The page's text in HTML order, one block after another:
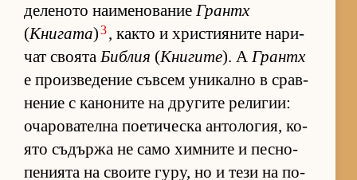
де­ле­ното на­и­ме­но­ва­ние Грантх
(Книгата)3, както и хрис­ти­я­ните на­ри­
чат сво­ятаБиблия (Книгите). А Грантх
е про­из­ве­де­ние съв­сем уни­кално в срав­
не­ние с ка­но­ните на дру­гите ре­ли­гии:
оча­ро­ва­телна по­е­ти­ческа ан­то­ло­гия, ко­
ято съ­държа не само хим­ните и пес­но­
пе­ни­ята на сво­ите гу­ру, но и тези на по-